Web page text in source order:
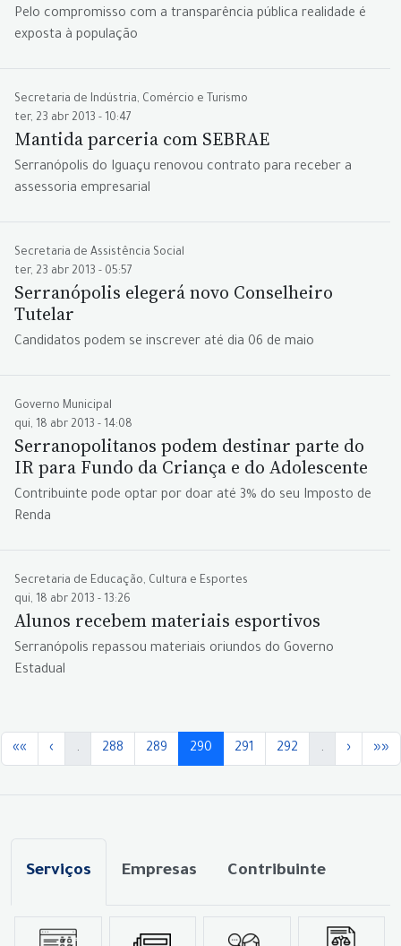
Pelo compromisso com a transparência pública realidade é
exposta à população
Secretaria de Indústria, Comércio e Turismo
ter, 23 abr 2013 - 10:47
Mantida parceria com SEBRAE
Serranópolis do Iguaçu renovou contrato para receber a
assessoria empresarial
Secretaria de Assistência Social
ter, 23 abr 2013 - 05:57
Serranópolis elegerá novo Conselheiro
Tutelar
Candidatos podem se inscrever até dia 06 de maio
Governo Municipal
qui, 18 abr 2013 - 14:08
Serranopolitanos podem destinar parte do
IR para Fundo da Criança e do Adolescente
Contribuinte pode optar por doar até 3% do seu Imposto de
Renda
Secretaria de Educação, Cultura e Esportes
qui, 18 abr 2013 - 13:26
Alunos recebem materiais esportivos
Serranópolis repassou materiais oriundos do Governo
Estadual
«« ‹ . 288 289 290 291 292 . › »»
Serviços Empresas Contribuinte